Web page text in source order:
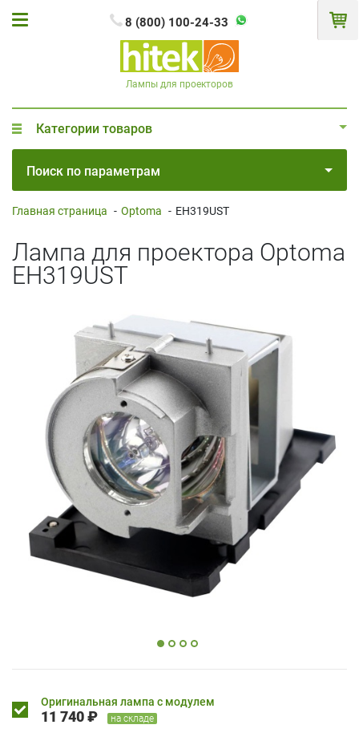
8 (800) 100-24-33
Лампы для проекторов
Категории товаров
Поиск по параметрам
Главная страница - Optoma - EH319UST
Лампа для проектора Optoma
EH319UST
Оригинальная лампа с модулем
11 740 ₽ на складе